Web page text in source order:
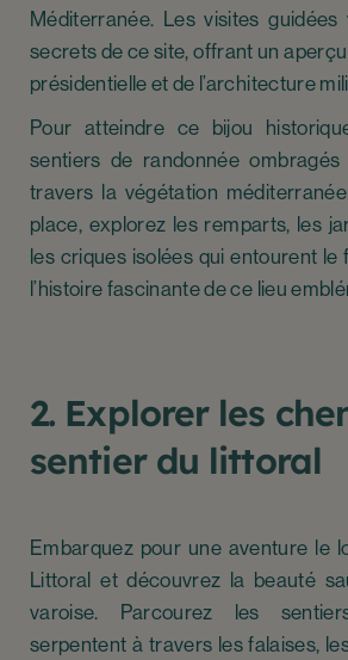
Méditerranée. Les visites
secrets de ce site, offrant un
présidentielle et de l’architecture
Pour atteindre ce bijou
sentiers de randonnée
travers la végétation
place, explorez les remparts, les
les criques isolées qui entourent le
l’histoire fascinante de ce lieu
2. Explorer les
sentier du littoral
Embarquez pour une aventure le
Littoral et découvrez la beauté
varoise. Parcourez les
serpentent à travers les falaises,